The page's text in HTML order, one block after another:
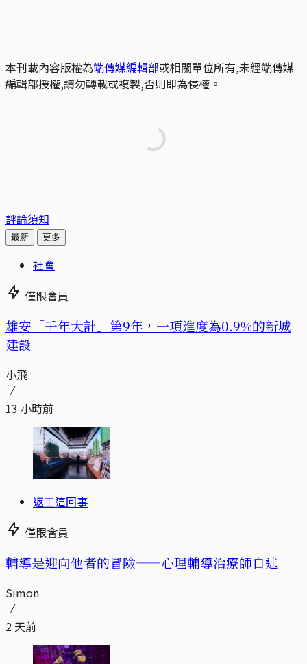
本刊載內容版權為端傳媒編輯部或相關單位所有,未經端傳媒
編輯部授權,請勿轉載或複製,否則即為侵權。
評論須知
最新 更多
社會
僅限會員
​​雄安「千年大計」第9年，一項進度為0.9%的新城
建設
小飛
13 小時前
返工這回事
僅限會員
輔導是迎向他者的冒險——心理輔導治療師自述
Simon
2 天前